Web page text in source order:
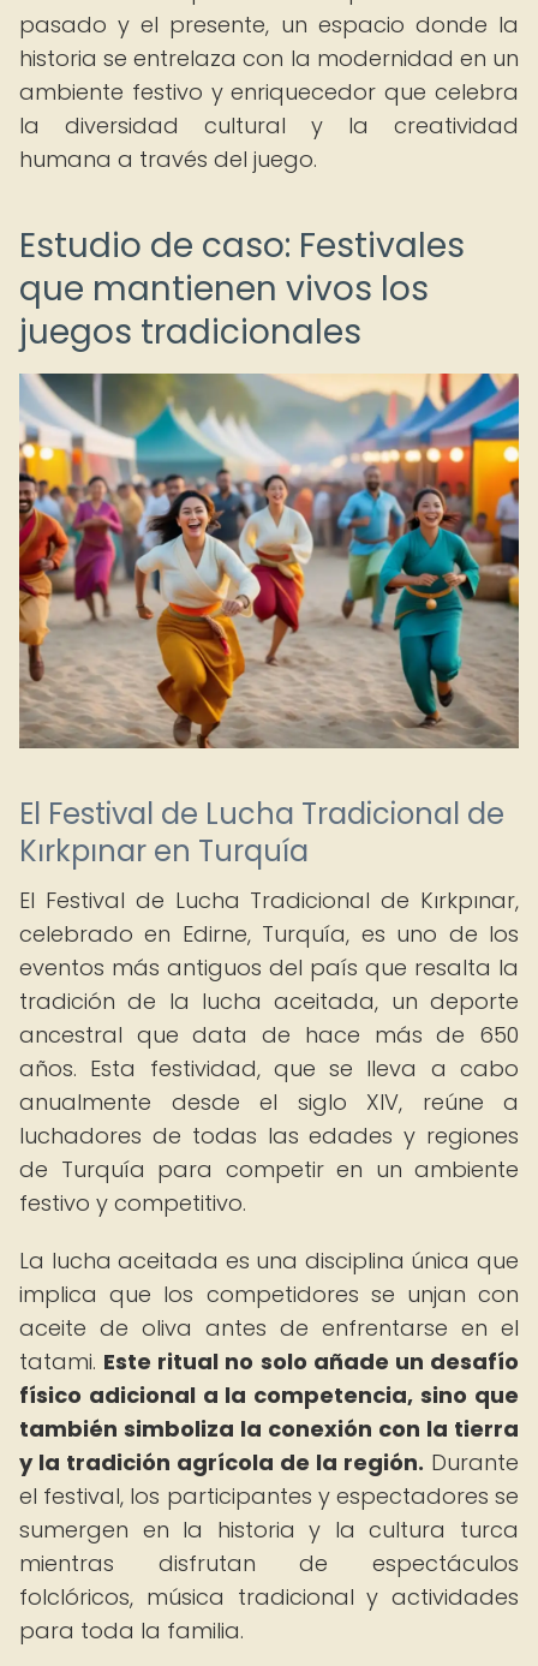
pasado y el presente, un espacio donde la
historia se entrelaza con la modernidad en un
ambiente festivo y enriquecedor que celebra
la diversidad cultural y la creatividad
humana a través del juego.
Estudio de caso: Festivales
que mantienen vivos los
juegos tradicionales
El Festival de Lucha Tradicional de
Kırkpınar en Turquía
El Festival de Lucha Tradicional de Kırkpınar,
celebrado en Edirne, Turquía, es uno de los
eventos más antiguos del país que resalta la
tradición de la lucha aceitada, un deporte
ancestral que data de hace más de 650
años. Esta festividad, que se lleva a cabo
anualmente desde el siglo XIV, reúne a
luchadores de todas las edades y regiones
de Turquía para competir en un ambiente
festivo y competitivo.
La lucha aceitada es una disciplina única que
implica que los competidores se unjan con
aceite de oliva antes de enfrentarse en el
tatami. Este ritual no solo añade un desafío
físico adicional a la competencia, sino que
también simboliza la conexión con la tierra
y la tradición agrícola de la región. Durante
el festival, los participantes y espectadores se
sumergen en la historia y la cultura turca
mientras disfrutan de espectáculos
folclóricos, música tradicional y actividades
para toda la familia.